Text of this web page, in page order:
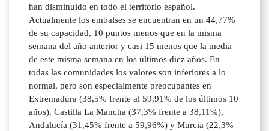
han disminuido en todo el territorio español.
Actualmente los embalses se encuentran en un 44,77%
de su capacidad, 10 puntos menos que en la misma
semana del año anterior y casi 15 menos que la media
de este misma semana en los últimos diez años. En
todas las comunidades los valores son inferiores a lo
normal, pero son especialmente preocupantes en
Extremadura (38,5% frente al 59,91% de los últimos 10
años), Castilla La Mancha (37,3% frente a 38,11%),
Andalucía (31,45% frente a 59,96%) y Murcia (22,3%